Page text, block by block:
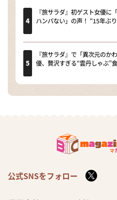
『旅サラダ』初ゲスト女優に
ハンパない」の声！ “15年ぶ
『旅サラダ』で「異次元のか
優、贅沢すぎる“雲丹しゃぶ”
公式SNSをフォロー